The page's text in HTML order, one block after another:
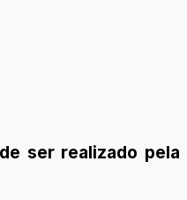
ser realizado pela